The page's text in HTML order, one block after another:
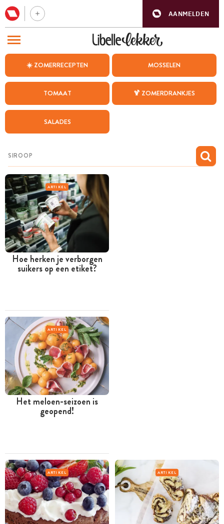
AANMELDEN
☀️ ZOMERRECEPTEN MOSSELEN
TOMAAT 🍹 ZOMERDRANKJES
SALADES
ARTIKEL
Hoe herken je verborgen
suikers op een etiket?
ARTIKEL
Het meloen-seizoen is
geopend!
ARTIKEL ARTIKEL
BEZOEK ONZE ANDERE WEBSITES
WEEKMENU
CHAT MET MAIA
MIJN BEWAARDE RECEPTEN